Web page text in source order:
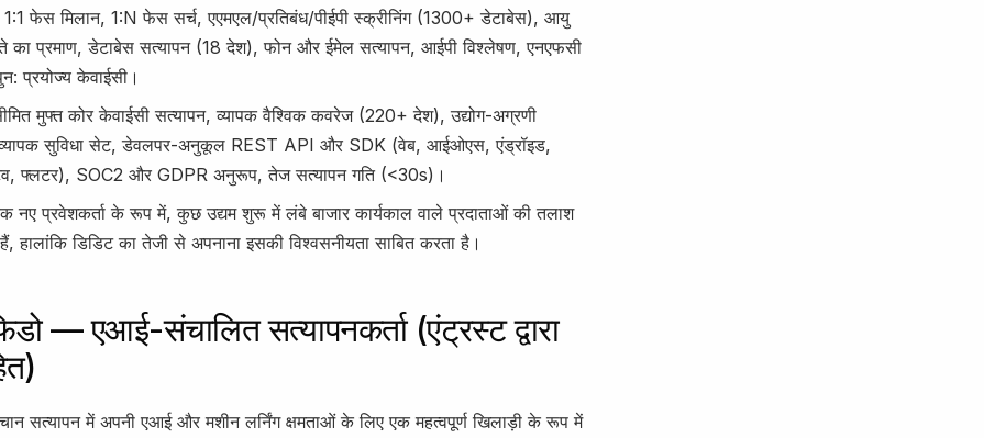
फेस मिलान, 1:N फेस सर्च, एएमएल/प्रतिबंध/पीईपी स्क्रीनिंग (1300+ डेटाबेस), आयु
का प्रमाण, डेटाबेस सत्यापन (18 देश), फोन और ईमेल सत्यापन, आईपी विश्लेषण, एनएफसी
प्रयोज्य केवाईसी।
मुफ्त कोर केवाईसी सत्यापन, व्यापक वैश्विक कवरेज (220+ देश), उद्योग-अग्रणी
सुविधा सेट, डेवलपर-अनुकूल REST API और SDK (वेब, आईओएस, एंड्रॉइड,
फ्लटर), SOC2 और GDPR अनुरूप, तेज सत्यापन गति (<30s)।
नए प्रवेशकर्ता के रूप में, कुछ उद्यम शुरू में लंबे बाजार कार्यकाल वाले प्रदाताओं की तलाश
डिडिट का तेजी से अपनाना इसकी विश्वसनीयता साबित करता है।
— एआई-संचालित सत्यापनकर्ता (एंट्रस्ट द्वारा
सत्यापन में अपनी एआई और मशीन लर्निंग क्षमताओं के लिए एक महत्वपूर्ण खिलाड़ी के रूप में